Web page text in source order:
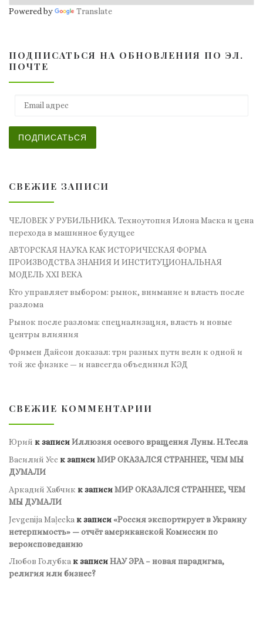
Powered by Translate
ПОДПИСАТЬСЯ НА ОБНОВЛЕНИЯ ПО ЭЛ.
ПОЧТЕ
ПОДПИСАТЬСЯ
СВЕЖИЕ ЗАПИСИ
ЧЕЛОВЕК У РУБИЛЬНИКА. Техноутопия Илона Маска и цена
перехода в машинное будущее
АВТОРСКАЯ НАУКА КАК ИСТОРИЧЕСКАЯ ФОРМА
ПРОИЗВОДСТВА ЗНАНИЯ И ИНСТИТУЦИОНАЛЬНАЯ
МОДЕЛЬ XXI ВЕКА
Кто управляет выбором: рынок, внимание и власть после
разлома
Рынок после разлома: специализация, власть и новые
центры влияния
Фримен Дайсон доказал: три разных пути вели к одной и
той же физике — и навсегда объединил КЭД
СВЕЖИЕ КОММЕНТАРИИ
Юрий к записиИллюзия осевого вращения Луны. Н.Тесла
Василий Усс к записиМИР ОКАЗАЛСЯ СТРАННЕЕ, ЧЕМ МЫ
ДУМАЛИ
Аркадий Хабчик к записиМИР ОКАЗАЛСЯ СТРАННЕЕ, ЧЕМ
МЫ ДУМАЛИ
Jevgenija Maļecka к записи«Россия экспортирует в Украину
нетерпимость» — отчёт американской Комиссии по
вероисповеданию
Любов Голубкак записиНАУ ЭРА – новая парадигма,
религия или бизнес?